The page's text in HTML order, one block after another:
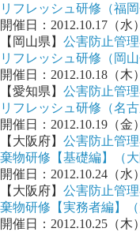
リフレッシュ研修（福岡
開催日：2012.10.17（水）
【岡山県】 公害防止管
リフレッシュ研修（岡山
開催日：2012.10.18（木）
【愛知県】 公害防止管
リフレッシュ研修（名古
開催日：2012.10.19（金）
【大阪府】 公害防止管
棄物研修【基礎編】（大
開催日：2012.10.24（水）
【大阪府】 公害防止管
棄物研修【実務者編】（
開催日：2012.10.25（木）